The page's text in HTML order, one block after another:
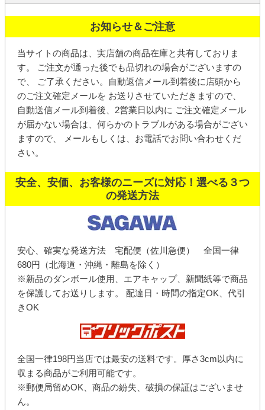
お知らせ＆ご注意
当サイトの商品は、実店舗の商品在庫と共有しておりま
す。 ご注文が通った後でも品切れの場合がございますの
で、 ご了承ください。
自動返信メール到着後に店頭から
のご注文確定メールを お送りさせていただきますので、
自動送信メール到着後、2営業日以内に ご注文確定メール
が届かない場合は、何らかのトラブルがある場合がござい
ますので、 メールもしくは、お電話でお問い合わせくだ
さい。
安全、安価、お客様のニーズに対応！選べる３つ
の発送方法
安心、確実な発送方法 宅配便（佐川急便） 全国一律
680円（北海道・沖縄・離島を除く）
※新品のダンボール使用、エアキャップ、新聞紙等で商品
を保護してお送りします。 配達日・時間の指定OK、代引
きOK
全国一律198円当店では最安の送料です。厚さ3cm以内に
収まる商品がご利用可能です。
※郵便局留めOK、商品の紛失、破損の保証はございませ
ん。